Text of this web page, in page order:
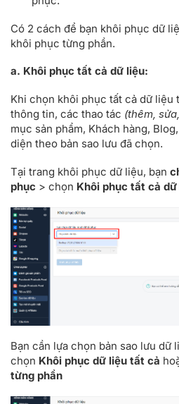
Có 2 cách để bạn khôi phục dữ
khôi phục từng phần.
a. Khôi phục tất cả dữ liệu:
Khi chọn khôi phục tất cả dữ liệu
thông tin, các thao tác (thêm,
mục sản phẩm, Khách hàng,
diện theo bản sao lưu đã chọn.
Tại trang khôi phục dữ liệu, bạn
phục > chọn Khôi phục tất cả
Bạn cần lựa chọn bản sao lưu dữ
chọn Khôi phục dữ liệu tất cả
từng phần